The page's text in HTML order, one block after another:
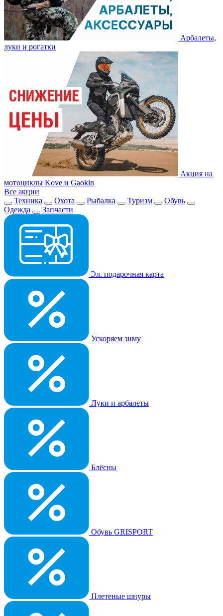
Арбалеты,
луки и рогатки
Акция на
мотоциклы Kove и Gaokin
Все акции
Техника
Охота Рыбалка Туризм
Обувь
Одежда
Запчасти
Эл. подарочная карта
Ускоряем зиму
Луки и арбалеты
Блёсны
Обувь GRISPORT
Плетеные шнуры